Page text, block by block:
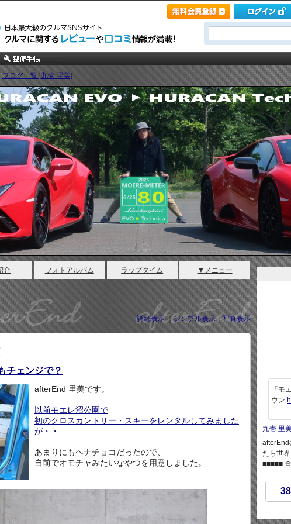
ブログ一覧 [九壱 里美]
介 フォトアルバム ラップタイム ▼メニュー
詳細表示｜シンプル表示｜写真表示
チェンジで？
afterEnd 里美です。
以前モエレ沼公園で
初のクロスカントリー・スキーをレンタルしてみました
が・・
あまりにもヘナチョコだったので、
自前でオモチャみたいなやつを用意しました。
「モ
ウン
九壱 里
afterEnd
たら世
■■■■■ ※